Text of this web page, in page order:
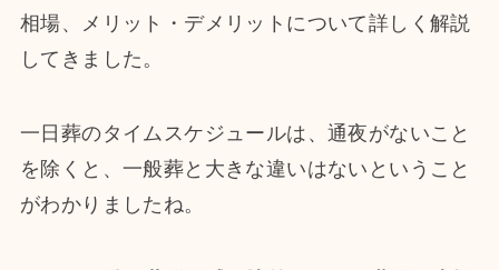
相場、メリット・デメリットについて詳しく解説
してきました。
一日葬のタイムスケジュールは、通夜がないこと
を除くと、一般葬と大きな違いはないということ
がわかりましたね。